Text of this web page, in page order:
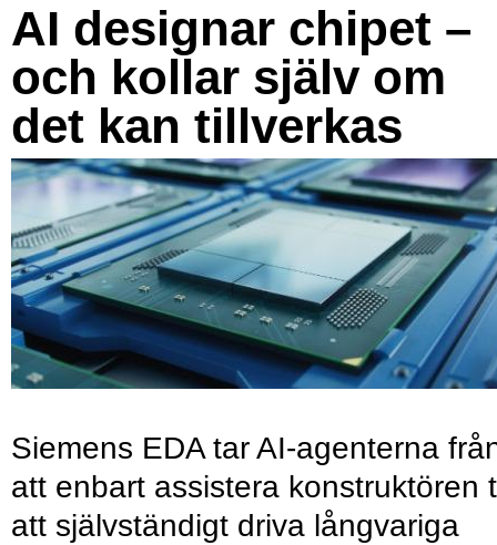
AI designar chipet –
och kollar själv om
det kan tillverkas
Siemens EDA tar AI-agenterna
att enbart assistera konstruktören
att självständigt driva långvariga